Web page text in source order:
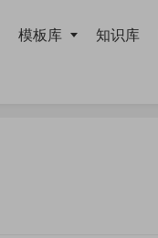
模板库 知识库